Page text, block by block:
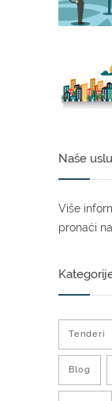
Naše
Više
pronaći
Tenderi
Blog